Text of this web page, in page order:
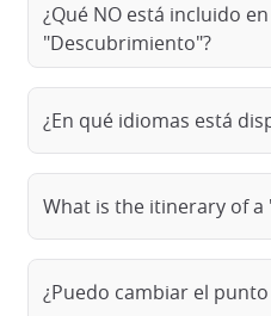
¿Qué NO está incluido
"Descubrimiento"?
¿En qué idiomas está
What is the itinerary of a
¿Puedo cambiar el